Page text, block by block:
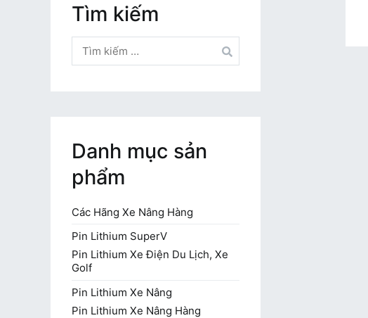
Tìm kiếm
kiếm
cho:
Danh mục sản
phẩm
Các Hãng Xe Nâng Hàng
Pin Lithium SuperV
Pin Lithium Xe Điện Du Lịch, Xe
Golf
Pin Lithium Xe Nâng
Pin Lithium Xe Nâng Hàng